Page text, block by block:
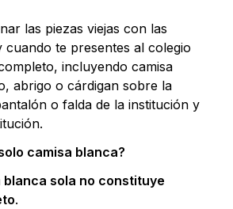
las piezas viejas con las
cuando te presentes al colegio
incluyendo camisa
abrigo o cárdigan sobre la
o falda de la institución y
camisa blanca?
blanca sola no constituye
.